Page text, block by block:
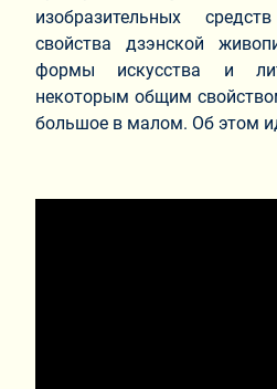
изобразительных
свойства дзэнской
формы искусства и
некоторым общим
большое в малом. Об этом